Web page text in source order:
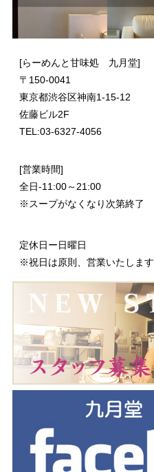
[らーめんと甘味処 九月堂]
〒 150-0041
東京都渋谷区神南1-15-12
佐藤ビル2F
TEL:03-6327-4056
[営業時間]
全日-11:00～21:00
※スープがなくなり次第終了
定休日ー日曜日
※祝日は原則、営業いたします